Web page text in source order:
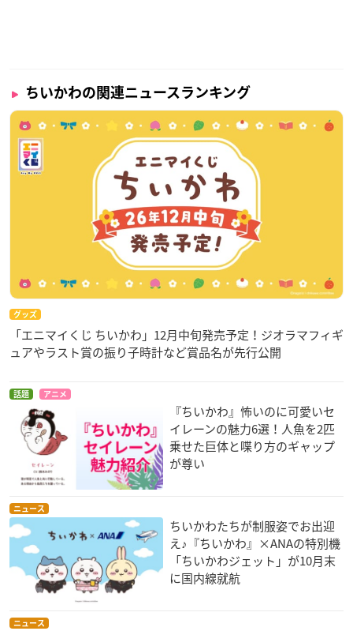
ちいかわの関連ニュースランキング
グッズ
「エニマイくじ ちいかわ」12月中旬発売予定！ジオラマフィギ
ュアやラスト賞の振り子時計など賞品名が先行公開
話題 アニメ
『ちいかわ』怖いのに可愛いセ
イレーンの魅力6選！人魚を2匹
乗せた巨体と喋り方のギャップ
が尊い
ニュース
ちいかわたちが制服姿でお出迎
え♪『ちいかわ』×ANAの特別機
「ちいかわジェット」が10月末
に国内線就航
ニュース